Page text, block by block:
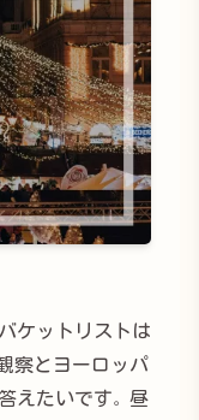
ケットリストは
察とヨーロッパ
えたいです。昼